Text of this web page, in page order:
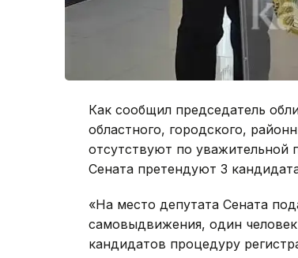
Как сообщил председатель
областного, городского,
отсутствуют по уважительной
Сената претендуют 3
«На место депутата Сената
самовыдвижения, один
кандидатов процедуру